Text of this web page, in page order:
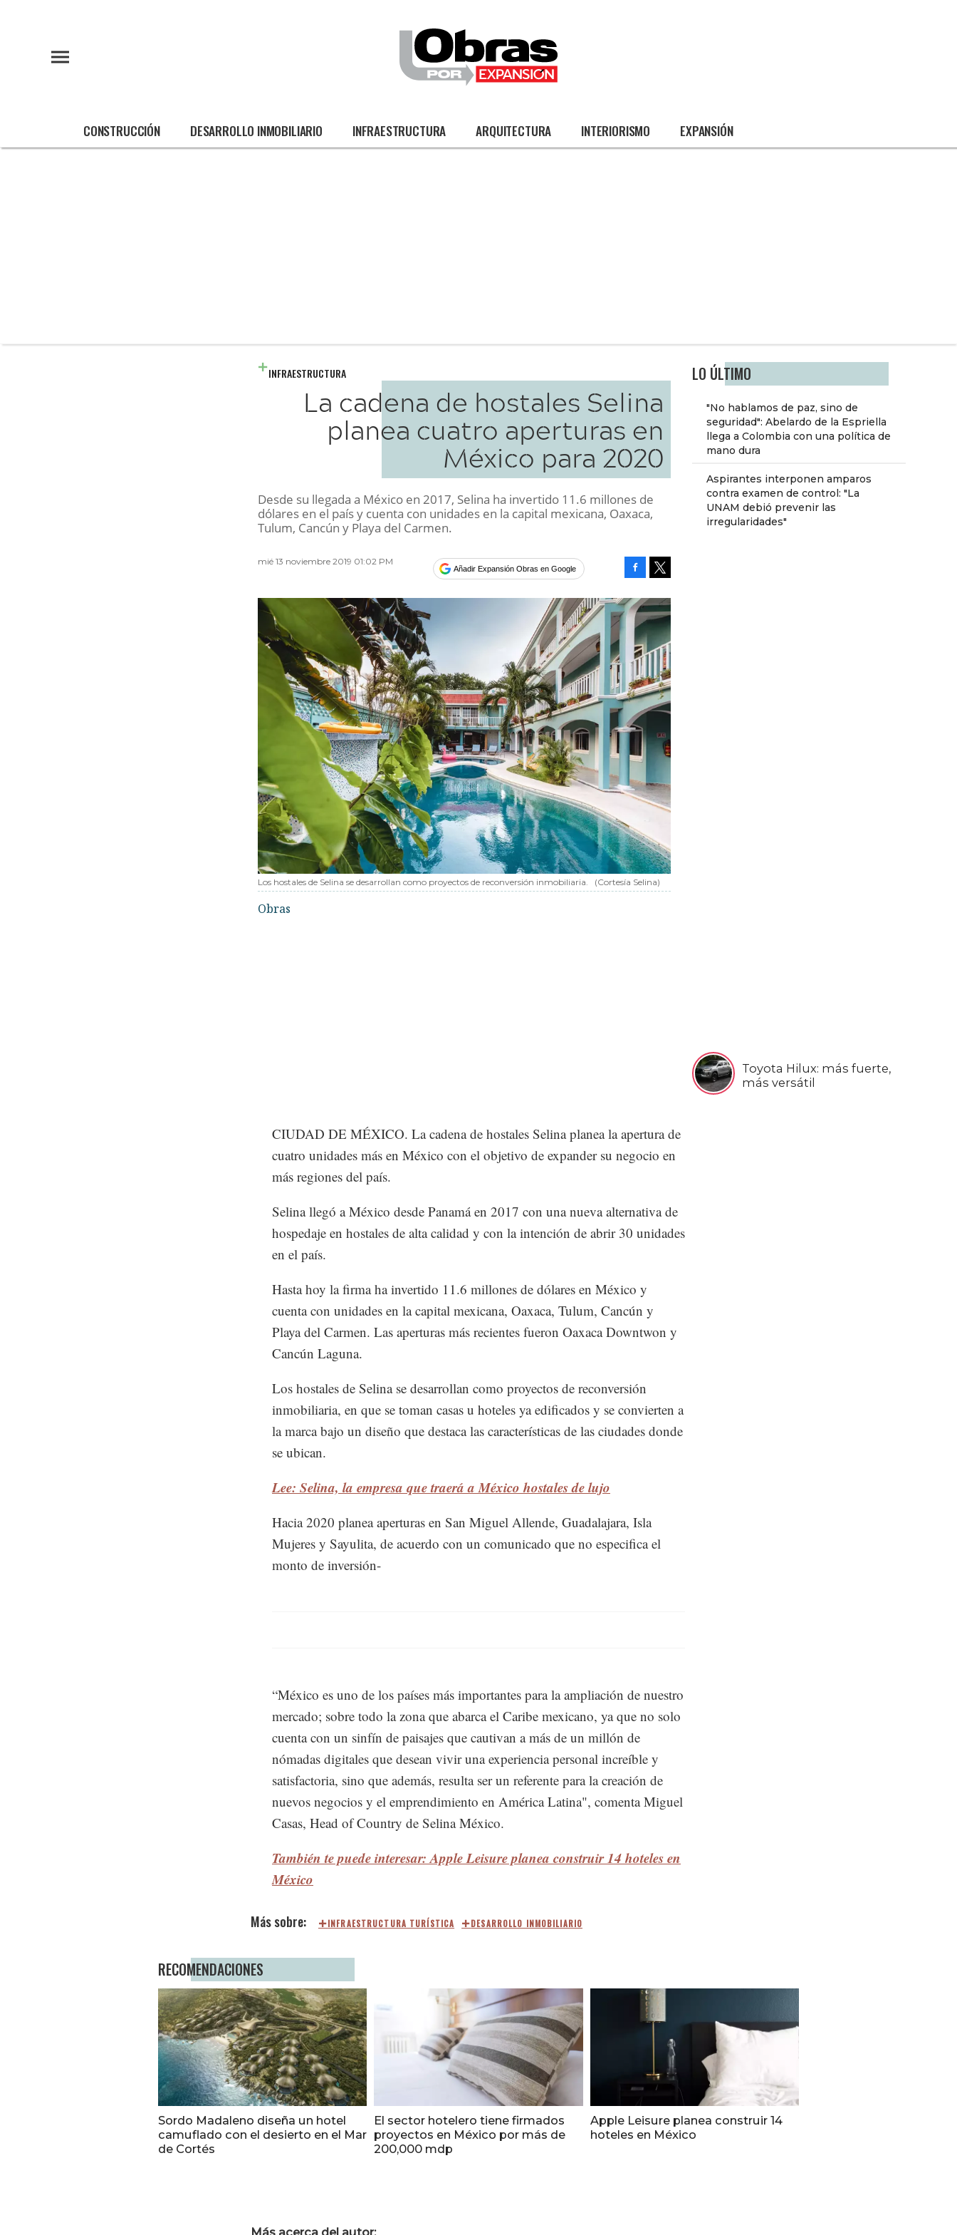
CONSTRUCCIÓN DESARROLLO INMOBILIARIO INFRAESTRUCTURA ARQUITECTURA INTERIORISMO EXPANSIÓN
LO ÚLTIMO
"No hablamos de paz, sino de
seguridad": Abelardo de la Espriella
llega a Colombia con una política de
mano dura
Aspirantes interponen amparos
contra examen de control: "La
UNAM debió prevenir las
irregularidades"
Toyota Hilux: más fuerte,
más versátil
INFRAESTRUCTURA
La cadena de hostales Selina
planea cuatro aperturas en
México para 2020
Desde su llegada a México en 2017, Selina ha invertido 11.6 millones de
dólares en el país y cuenta con unidades en la capital mexicana, Oaxaca,
Tulum, Cancún y Playa del Carmen.
mié 13 noviembre 2019 01:02 PM
Añadir Expansión Obras en Google
Los hostales de Selina se desarrollan como proyectos de reconversión inmobiliaria. (Cortesía Selina)
Obras
CIUDAD DE MÉXICO. La cadena de hostales Selina planea la apertura de
cuatro unidades más en México con el objetivo de expander su negocio en
más regiones del país.
Selina llegó a México desde Panamá en 2017 con una nueva alternativa de
hospedaje en hostales de alta calidad y con la intención de abrir 30 unidades
en el país.
Hasta hoy la firma ha invertido 11.6 millones de dólares en México y
cuenta con unidades en la capital mexicana, Oaxaca, Tulum, Cancún y
Playa del Carmen. Las aperturas más recientes fueron Oaxaca Downtwon y
Cancún Laguna.
Los hostales de Selina se desarrollan como proyectos de reconversión
inmobiliaria, en que se toman casas u hoteles ya edificados y se convierten a
la marca bajo un diseño que destaca las características de las ciudades donde
se ubican.
Lee: Selina, la empresa que traerá a México hostales de lujo
Hacia 2020 planea aperturas en San Miguel Allende, Guadalajara, Isla
Mujeres y Sayulita, de acuerdo con un comunicado que no especifica el
monto de inversión-
“México es uno de los países más importantes para la ampliación de nuestro
mercado; sobre todo la zona que abarca el Caribe mexicano, ya que no solo
cuenta con un sinfín de paisajes que cautivan a más de un millón de
nómadas digitales que desean vivir una experiencia personal increíble y
satisfactoria, sino que además, resulta ser un referente para la creación de
nuevos negocios y el emprendimiento en América Latina", comenta Miguel
Casas, Head of Country de Selina México.
También te puede interesar: Apple Leisure planea construir 14 hoteles en
México
INFRAESTRUCTURA TURÍSTICA DESARROLLO INMOBILIARIO
RECOMENDACIONES
Sordo Madaleno diseña un hotel
camuflado con el desierto en el Mar
de Cortés
El sector hotelero tiene firmados
proyectos en México por más de
200,000 mdp
Apple Leisure planea construir 14
hoteles en México
Más acerca del autor: